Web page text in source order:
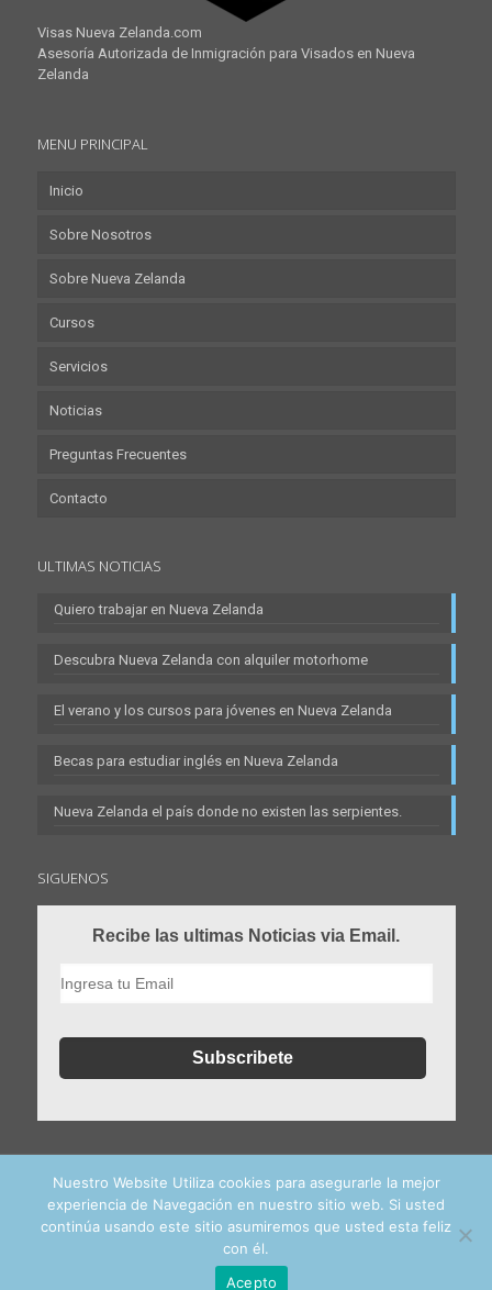
Visas Nueva Zelanda.com
Asesoría Autorizada de Inmigración para Visados en Nueva
Zelanda
MENU PRINCIPAL
Inicio
Sobre Nosotros
Sobre Nueva Zelanda
Cursos
Servicios
Noticias
Preguntas Frecuentes
Contacto
ULTIMAS NOTICIAS
Quiero trabajar en Nueva Zelanda
Descubra Nueva Zelanda con alquiler motorhome
El verano y los cursos para jóvenes en Nueva Zelanda
Becas para estudiar inglés en Nueva Zelanda
Nueva Zelanda el país donde no existen las serpientes.
SIGUENOS
Recibe las ultimas Noticias via Email.
© 2016 - 2024 estudiaenelextranjero.es. All Rights Reserved
Nuestro Website Utiliza cookies para asegurarle la mejor
experiencia de Navegación en nuestro sitio web. Si usted
continúa usando este sitio asumiremos que usted esta feliz
con él.
Acepto